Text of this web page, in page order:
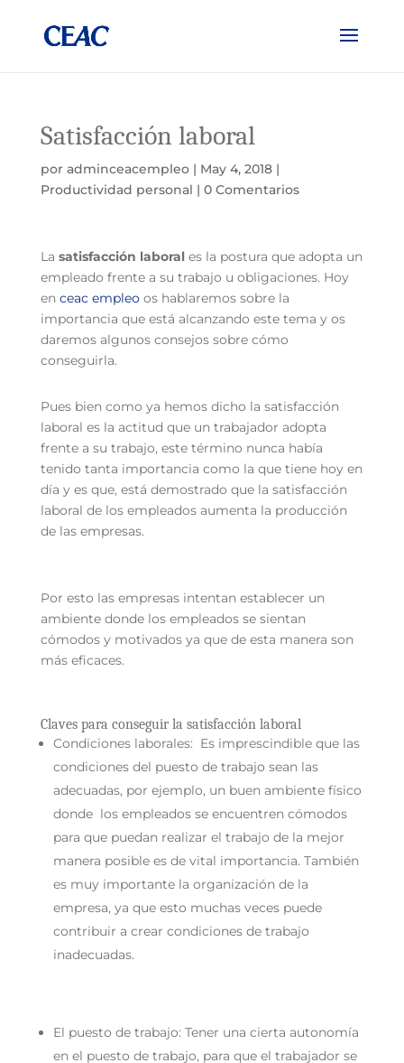
Satisfacción laboral
por adminceacempleo| May 4, 2018|
Productividad personal | 0 Comentarios
La satisfacción laborales la postura que adopta un
empleado frente a su trabajo u obligaciones. Hoy
en ceac empleoos hablaremos sobre la
importancia que está alcanzando este tema y os
daremos algunos consejos sobre cómo
conseguirla.
Pues bien como ya hemos dicho la satisfacción
laboral es la actitud que un trabajador adopta
frente a su trabajo, este término nunca había
tenido tanta importancia como la que tiene hoy en
día y es que, está demostrado que la satisfacción
laboral de los empleados aumenta la producción
de las empresas.
Por esto las empresas intentan establecer un
ambiente donde los empleados se sientan
cómodos y motivados ya que de esta manera son
más eficaces.
Claves para conseguir la satisfacción laboral
Condiciones laborales: Es imprescindible que las
condiciones del puesto de trabajo sean las
adecuadas, por ejemplo, un buen ambiente físico
donde los empleados se encuentren cómodos
para que puedan realizar el trabajo de la mejor
manera posible es de vital importancia. También
es muy importante la organización de la
empresa, ya que esto muchas veces puede
contribuir a crear condiciones de trabajo
inadecuadas.
El puesto de trabajo: Tener una cierta autonomía
en el puesto de trabajo, para que el trabajador se